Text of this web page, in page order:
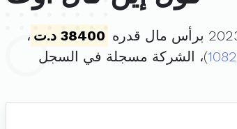
38400 د.ت
،
1082)، الشركة مسجلة في السجل